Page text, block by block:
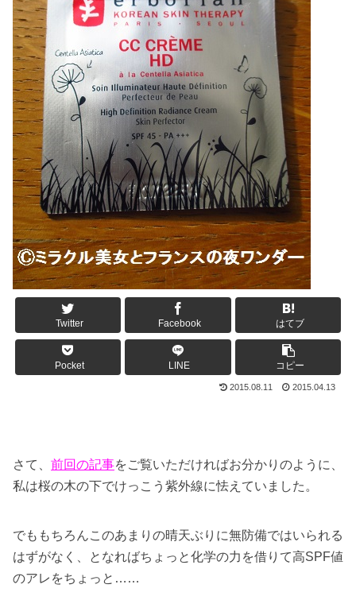
Twitter Facebook はてブ
Pocket LINE コピー
2015.08.11 2015.04.13
さて、 前回の記事をご覧いただければお分かりのように、
私は桜の木の下でけっこう紫外線に怯えていました。
でももちろんこのあまりの晴天ぶりに無防備ではいられる
はずがなく、となればちょっと化学の力を借りて高SPF値
のアレをちょっと……